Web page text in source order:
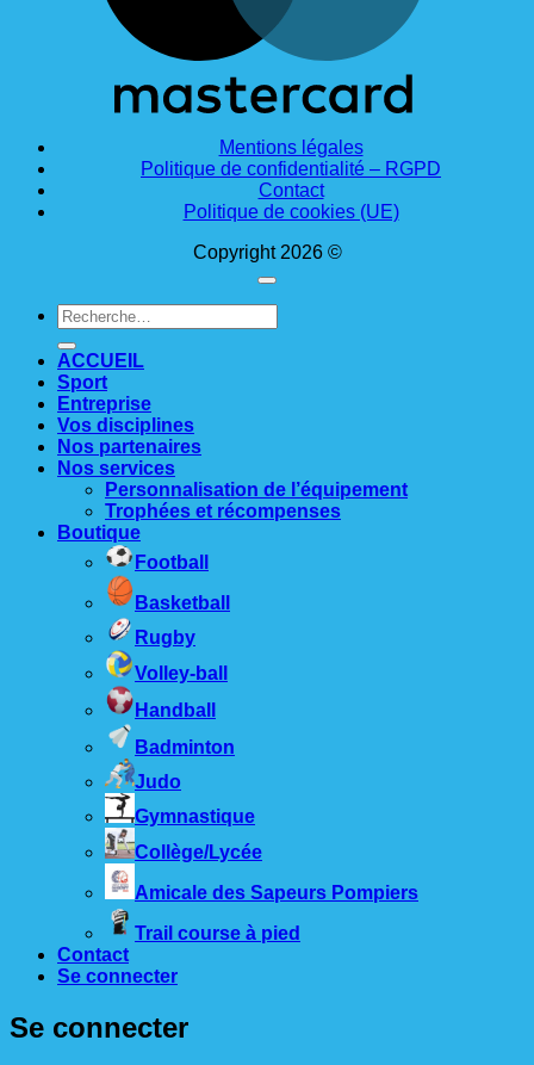
Mentions légales
Politique de confidentialité – RGPD
Contact
Politique de cookies (UE)
Copyright 2026 ©
Recherche
pour :
ACCUEIL
Sport
Entreprise
Vos disciplines
Nos partenaires
Nos services
Personnalisation de l’équipement
Trophées et récompenses
Boutique
Football
Basketball
Rugby
Volley-ball
Handball
Badminton
Judo
Gymnastique
Collège/Lycée
Amicale des Sapeurs Pompiers
Trail course à pied
Contact
Se connecter
Se connecter